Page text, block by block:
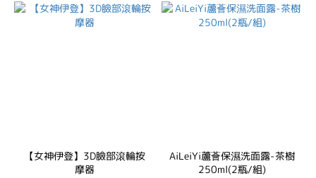
【女神伊登】3D臉部滾輪按
摩器
AiLeiYi蘆薈保濕洗面露-茶樹
250ml(2瓶/組)